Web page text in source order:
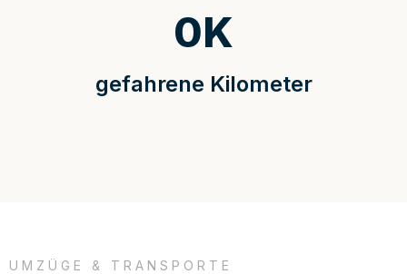
gefahrene Kilometer
0K
UMZÜGE & TRANSPORTE